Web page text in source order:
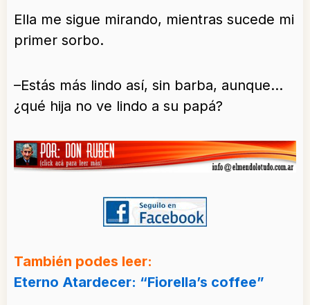
Ella me sigue mirando, mientras sucede mi
primer sorbo.
–Estás más lindo así, sin barba, aunque…
¿qué hija no ve lindo a su papá?
También podes leer:
Eterno Atardecer: “Fiorella’s coffee”